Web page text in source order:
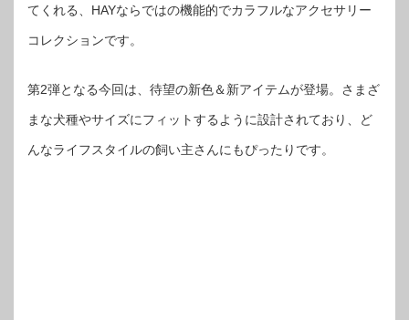
てくれる、HAYならではの機能的でカラフルなアクセサリー
コレクションです。
第2弾となる今回は、待望の新色＆新アイテムが登場。さまざ
まな犬種やサイズにフィットするように設計されており、ど
んなライフスタイルの飼い主さんにもぴったりです。